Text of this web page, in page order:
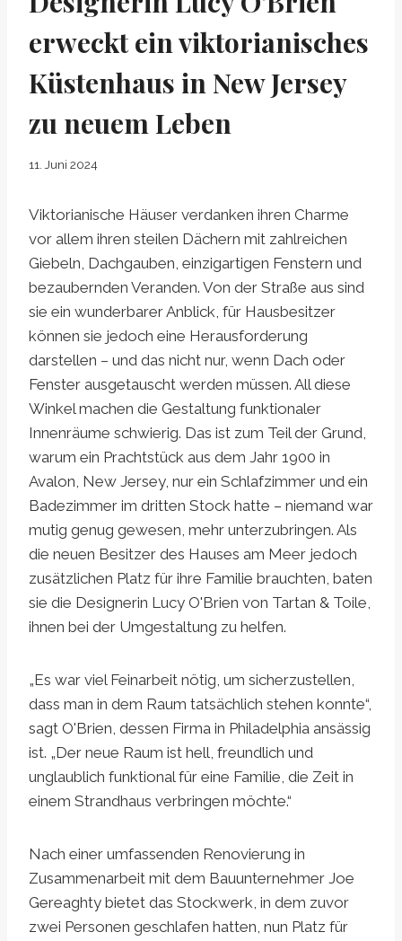
erweckt ein viktorianisches
Küstenhaus in New Jersey
zu neuem Leben
11. Juni 2024
Viktorianische Häuser verdanken ihren Charme
vor allem ihren steilen Dächern mit zahlreichen
Giebeln, Dachgauben, einzigartigen Fenstern und
bezaubernden Veranden. Von der Straße aus sind
sie ein wunderbarer Anblick, für Hausbesitzer
können sie jedoch eine Herausforderung
darstellen – und das nicht nur, wenn Dach oder
Fenster ausgetauscht werden müssen. All diese
Winkel machen die Gestaltung funktionaler
Innenräume schwierig. Das ist zum Teil der Grund,
warum ein Prachtstück aus dem Jahr 1900 in
Avalon, New Jersey, nur ein Schlafzimmer und ein
Badezimmer im dritten Stock hatte – niemand war
mutig genug gewesen, mehr unterzubringen. Als
die neuen Besitzer des Hauses am Meer jedoch
zusätzlichen Platz für ihre Familie brauchten, baten
sie die Designerin Lucy O'Brien von Tartan & Toile,
ihnen bei der Umgestaltung zu helfen.
„Es war viel Feinarbeit nötig, um sicherzustellen,
dass man in dem Raum tatsächlich stehen konnte“,
sagt O'Brien, dessen Firma in Philadelphia ansässig
ist. „Der neue Raum ist hell, freundlich und
unglaublich funktional für eine Familie, die Zeit in
einem Strandhaus verbringen möchte.“
Nach einer umfassenden Renovierung in
Zusammenarbeit mit dem Bauunternehmer Joe
Gereaghty bietet das Stockwerk, in dem zuvor
zwei Personen geschlafen hatten, nun Platz für